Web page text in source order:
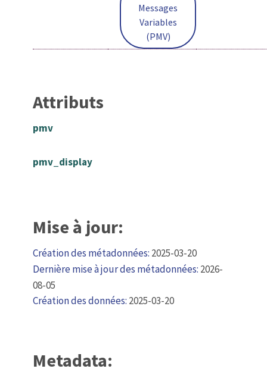
Messages
Variables
(PMV)
Attributs
pmv
pmv_display
Mise à jour:
Création des métadonnées: 2025-03-20
Dernière mise à jour des métadonnées: 2026-
08-05
Création des données: 2025-03-20
Metadata: